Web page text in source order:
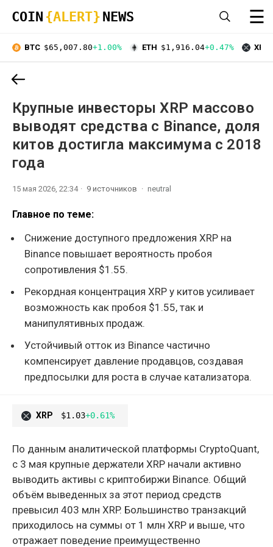
COIN {ALERT} NEWS ☰
BTC $65,007.80+1.00% ETH $1,916.04+0.47% XRP
Крупные инвесторы XRP массово
выводят средства с Binance, доля
китов достигла максимума с 2018
года
15 мая 2026, 22:34 9 источников neutral
Главное по теме:
Снижение доступного предложения XRP на
Binance повышает вероятность пробоя
сопротивления $1.55.
Рекордная концентрация XRP у китов усиливает
возможность как пробоя $1.55, так и
манипулятивных продаж.
Устойчивый отток из Binance частично
компенсирует давление продавцов, создавая
предпосылки для роста в случае катализатора.
XRP $1.03+0.61%
По данным аналитической платформы CryptoQuant,
с 3 мая крупные держатели XRP начали активно
выводить активы с криптобиржи Binance. Общий
объём выведенных за этот период средств
превысил 403 млн XRP. Большинство транзакций
приходилось на суммы от 1 млн XRP и выше, что
отражает поведение преимущественно